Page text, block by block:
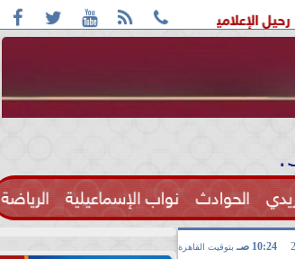
    
كمال كبيرة المذيعات بالقناة الثالثة فى ماسبيرو
الحوادث نواب الإسماعيلية الرياضة
10:24 صـ بتوقيت القاهرة